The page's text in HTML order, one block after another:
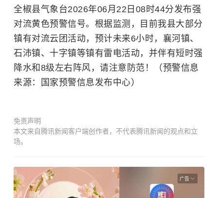
全椒县气象台2026年06月22日08时44分发布强
对流黄色预警信号。根据监测，目前我县大部分
镇有对流云团活动，预计未来6小时，襄河镇、
石沛镇、十字镇等镇有雷电活动，并伴有短时强
降水和8级左右阵风，请注意防范！（预警信息
来源：国家预警信息发布中心）
免责声明
本文来自腾讯新闻客户端创作者，不代表腾讯新闻的观点和立
场。
广告